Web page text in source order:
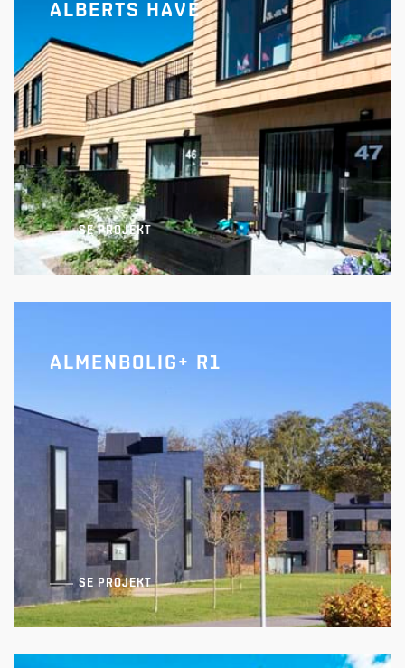
ALBERTS HAVE
SE PROJEKT
ALMENBOLIG+ R1
SE PROJEKT